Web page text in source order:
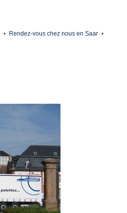
• Rendez-vous chez nous en Saar •